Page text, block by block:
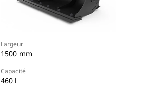
Largeur
1500 mm
Capacité
460 l